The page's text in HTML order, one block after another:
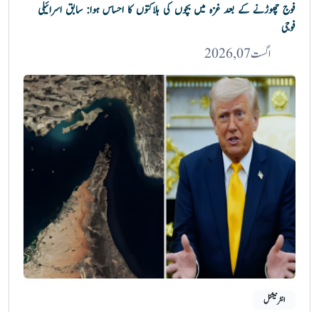
فوج چھوڑنے کے بعد غزہ میں بچوں کی ہلاکتوں کا احساس ہوا: سابق اسرائیلی
فوجی
اگست 07, 2026
انٹرنیشنل